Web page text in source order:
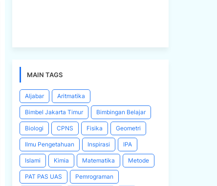
MAIN TAGS
Aljabar Aritmatika
Bimbel Jakarta Timur Bimbingan Belajar
Biologi CPNS Fisika Geometri
Ilmu Pengetahuan Inspirasi IPA
Islami Kimia Matematika Metode
PAT PAS UAS Pemrograman